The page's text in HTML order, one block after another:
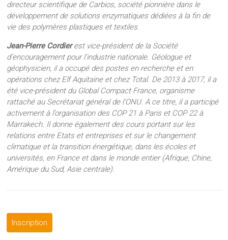
directeur scientifique de Carbios, société pionnière dans le
développement de solutions enzymatiques dédiées à la fin de
vie des polymères plastiques et textiles.
Jean-Pierre Cordierest vice-président de la Société
d’encouragement pour l’industrie nationale. Géologue et
géophysicien, il a occupé des postes en recherche et en
opérations chez Elf Aquitaine et chez Total. De 2013 à 2017, il a
été vice-président du Global Compact France, organisme
rattaché au Secrétariat général de l’ONU. A ce titre, il a participé
activement à l’organisation des COP 21 à Paris et COP 22 à
Marrakech. Il donne également des cours portant sur les
relations entre Etats et entreprises et sur le changement
climatique et la transition énergétique, dans les écoles et
universités, en France et dans le monde entier (Afrique, Chine,
Amérique du Sud, Asie centrale).
Inscription